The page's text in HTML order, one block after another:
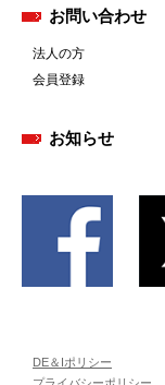
お問い合わせ
法人の方
会員登録
お知らせ
DE＆Iポリシー